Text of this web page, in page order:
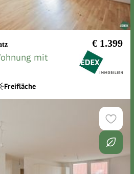
€ 1.399
mit
Freifläche